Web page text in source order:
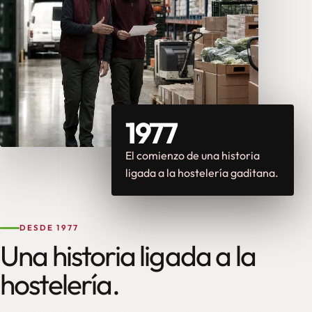
1977
El comienzo de una historia
ligada a la hostelería gaditana.
DESDE 1977
Una historia ligada a la
hostelería.